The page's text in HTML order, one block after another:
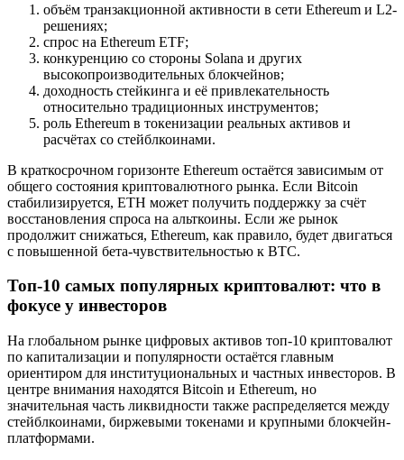
объём транзакционной активности в сети Ethereum и L2-
решениях;
спрос на Ethereum ETF;
конкуренцию со стороны Solana и других
высокопроизводительных блокчейнов;
доходность стейкинга и её привлекательность
относительно традиционных инструментов;
роль Ethereum в токенизации реальных активов и
расчётах со стейблкоинами.
В краткосрочном горизонте Ethereum остаётся зависимым от
общего состояния криптовалютного рынка. Если Bitcoin
стабилизируется, ETH может получить поддержку за счёт
восстановления спроса на альткоины. Если же рынок
продолжит снижаться, Ethereum, как правило, будет двигаться
с повышенной бета-чувствительностью к BTC.
Топ-10 самых популярных криптовалют: что в
фокусе у инвесторов
На глобальном рынке цифровых активов топ-10 криптовалют
по капитализации и популярности остаётся главным
ориентиром для институциональных и частных инвесторов. В
центре внимания находятся Bitcoin и Ethereum, но
значительная часть ликвидности также распределяется между
стейблкоинами, биржевыми токенами и крупными блокчейн-
платформами.